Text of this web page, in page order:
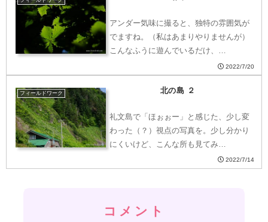
アンダー気味に撮ると、独特の雰囲気が
でますね。（私はあまりやりませんが）
こんなふうに遊んでいるだけ、…
2022/7/20
フィールドワーク 北の島 ２
礼文島で「ほぉぉー」と感じた、少し変
わった（？）視点の写真を。少し分かり
にくいけど、こんな所も見てみ…
2022/7/14
コメント